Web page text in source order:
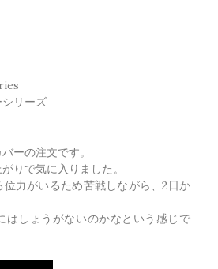
リーズ
ーの注文です。
りで気に入りました。
力がいるため苦戦しながら、2日か
はしょうがないのかなという感じで